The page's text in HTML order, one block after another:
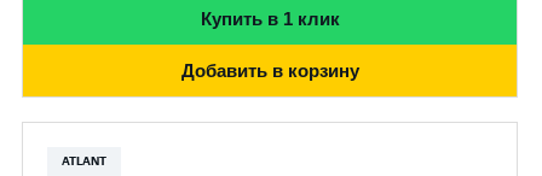
Купить в 1 клик
Добавить в корзину
ATLANT